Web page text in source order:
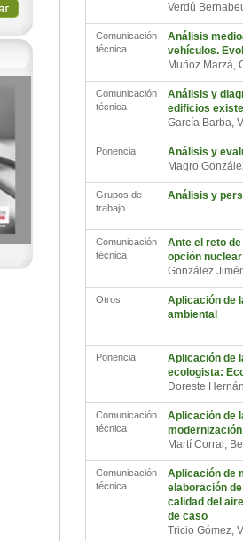
Verdú
Comunicación
técnica
Análisis
vehículos.
Muñoz Marzá,
Comunicación
técnica
Análisis y
edificios
García Barba,
Ponencia
Análisis y
Magro
Grupos de
trabajo
Análisis y
Comunicación
técnica
Ante el reto
opción nuclear
González
Otros
Aplicación de
ambiental
Ponencia
Aplicación de
ecologista:
Doreste
Comunicación
técnica
Aplicación de
Martí Corral,
Comunicación
técnica
Aplicación de
elaboración
calidad del
de caso
Tricio Gómez,